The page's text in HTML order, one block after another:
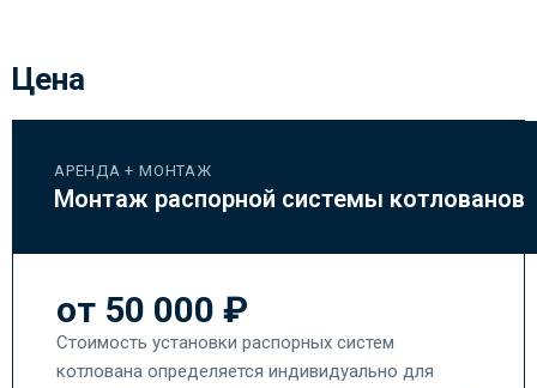
Цена
АРЕНДА + МОНТАЖ
Монтаж распорной системы котлованов
от 50 000 ₽
Стоимость установки распорных систем
котлована определяется индивидуально для